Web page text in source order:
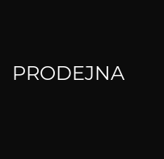
PRODEJNA